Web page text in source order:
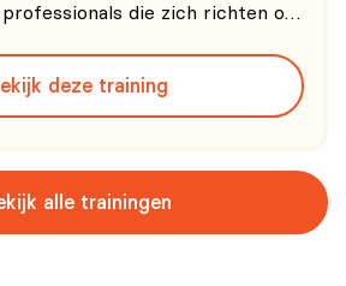
die zich richten op
binnen hun organisatie.
deze training
alle trainingen